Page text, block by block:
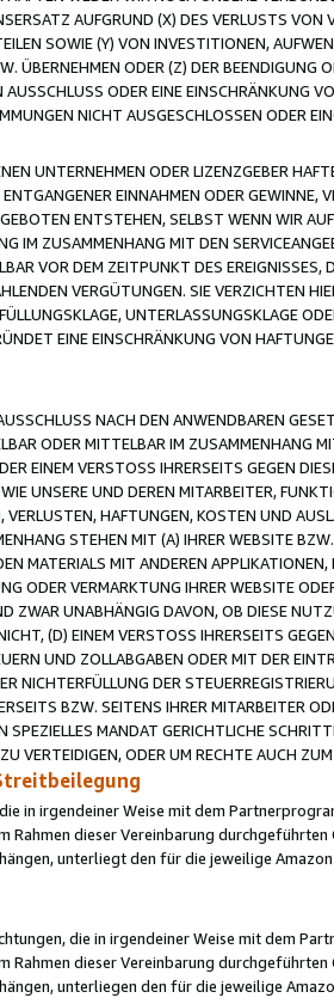
AUFGRUND (X) DES VERLUSTS
SOWIE (Y) VON INVESTITIONEN,
ÜBERNEHMEN ODER (Z) DER
ODER EINE EINSCHRÄNKUNG
NICHT AUSGESCHLOSSEN ODER
UNTERNEHMEN ODER LIZENZGEBER
EINNAHMEN ODER
ENTSTEHEN, SELBST WENN WIR
IM ZUSAMMENHANG MIT DEN
VOR DEM ZEITPUNKT DES
VERGÜTUNGEN. SIE VERZICHTEN
UNTERLASSUNGSKLAGE
EINE EINSCHRÄNKUNG VON
NACH DEN ANWENDBAREN
ODER MITTELBAR IM ZUSAMMENHANG
EINEM VERSTOSS IHRERSEITS GEGEN
UNSERE UND DEREN MITARBEITER,
HAFTUNGEN, KOSTEN UND
STEHEN MIT (A) IHRER WEBSITE
MATERIALS MIT ANDEREN
ODER VERMARKTUNG IHRER WEBSITE
ZWAR UNABHÄNGIG DAVON, OB DIESE
(D) EINEM VERSTOSS IHRERSEITS
UND ZOLLABGABEN ODER MIT DER
NICHTERFÜLLUNG DER
BZW. SEITENS IHRER MITARBEITER
MANDAT GERICHTLICHE
VERTEIDIGEN, ODER UM RECHTE AUCH
in irgendeiner Weise mit dem
Rahmen dieser Vereinbarung
unterliegt den für die jeweilige
die in irgendeiner Weise mit dem
Rahmen dieser Vereinbarung
unterliegen den für die jeweilige